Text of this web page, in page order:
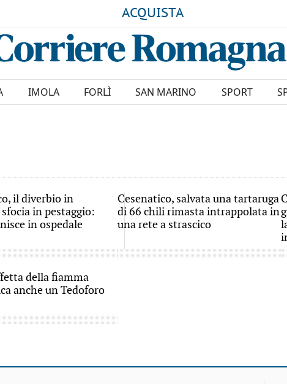
ACQUISTA
IMOLA FORLÌ SAN MARINO SPORT
il diverbio in
in pestaggio:
in ospedale
Cesenatico, salvata una tartaruga
di 66 chili rimasta intrappolata in
una rete a strascico
della fiamma
anche un Tedoforo